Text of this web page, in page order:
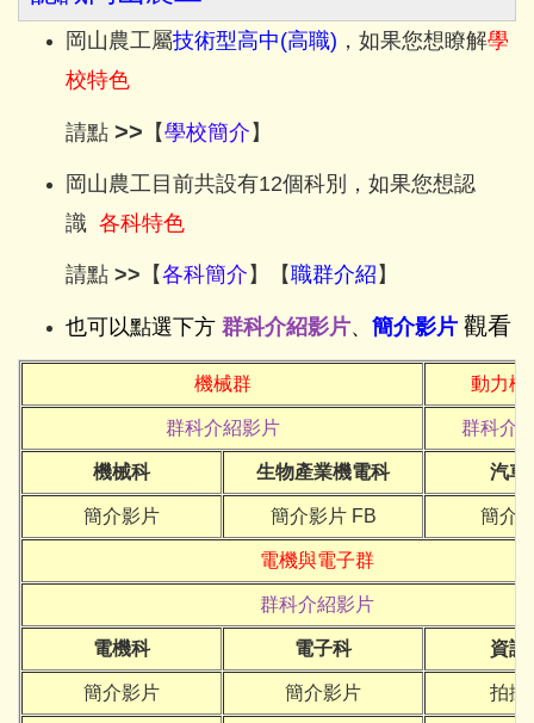
岡山農工屬技術型高中(高職) ，如果您想瞭解學
校特色
請點 >> 【學校簡介 】
岡山農工目前共設有12個科別，如果您想認
識 各科特色
請點 >> 【各科簡介 】【職群介紹 】
也可以點選下方 群科介紹影片、 簡介影片 觀看
機械群 動力機
群科介紹影片 群科介
機械科 生物產業機電科 汽車
簡介影片 簡介影片 FB 簡介
電機與電子群
群科介紹影片
電機科 電子科 資訊
簡介影片 簡介影片 拍攝